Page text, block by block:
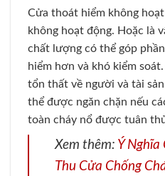
Cửa thoát hiểm không
không hoạt động. Hoặc là
chất lượng có thể góp
hiểm hơn và khó kiểm
tổn thất về người và tài
thể được ngăn chặn nếu
toàn cháy nổ được tuân
Xem thêm: Ý Nghĩa
Thu Cửa Chống